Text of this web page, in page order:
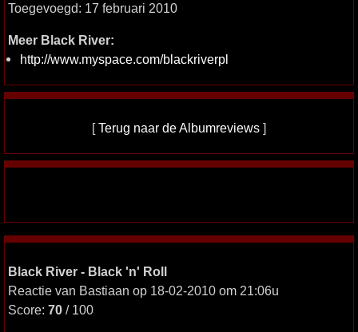
Toegevoegd: 17 februari 2010
Meer Black River:
http://www.myspace.com/blackriverpl
[Terug naar de Albumreviews ]
Black River - Black 'n' Roll
Reactie van Bastiaan op 18-02-2010 om 21:06u
Score: 70 / 100